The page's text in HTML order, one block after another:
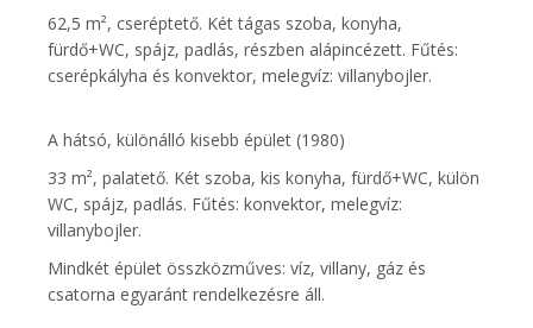
62,5 m², cseréptető. Két tágas szoba, konyha,
fürdő+WC, spájz, padlás, részben alápincézett. Fűtés:
cserépkályha és konvektor, melegvíz: villanybojler.
A hátsó, különálló kisebb épület (1980)
33 m², palatető. Két szoba, kis konyha, fürdő+WC, külön
WC, spájz, padlás. Fűtés: konvektor, melegvíz:
villanybojler.
Mindkét épület összközműves: víz, villany, gáz és
csatorna egyaránt rendelkezésre áll.